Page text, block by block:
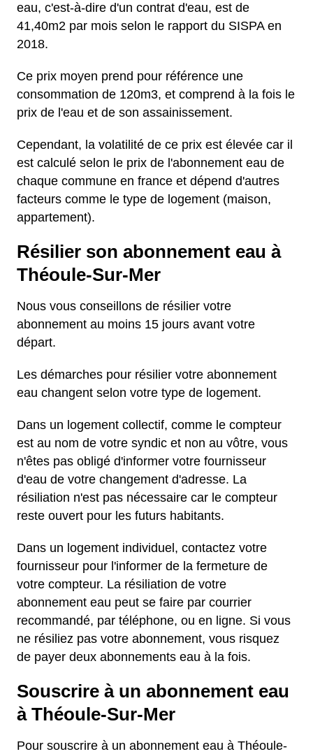
eau, c'est-à-dire d'un contrat d'eau, est de
41,40m2 par mois selon le rapport du SISPA en
2018.
Ce prix moyen prend pour référence une
consommation de 120m3, et comprend à la fois le
prix de l'eau et de son assainissement.
Cependant, la volatilité de ce prix est élevée car il
est calculé selon le prix de l'abonnement eau de
chaque commune en france et dépend d'autres
facteurs comme le type de logement (maison,
appartement).
Résilier son abonnement eau à
Théoule-Sur-Mer
Nous vous conseillons de résilier votre
abonnement au moins 15 jours avant votre
départ.
Les démarches pour résilier votre abonnement
eau changent selon votre type de logement.
Dans un logement collectif, comme le compteur
est au nom de votre syndic et non au vôtre, vous
n'êtes pas obligé d'informer votre fournisseur
d'eau de votre changement d'adresse. La
résiliation n'est pas nécessaire car le compteur
reste ouvert pour les futurs habitants.
Dans un logement individuel, contactez votre
fournisseur pour l'informer de la fermeture de
votre compteur. La résiliation de votre
abonnement eau peut se faire par courrier
recommandé, par téléphone, ou en ligne. Si vous
ne résiliez pas votre abonnement, vous risquez
de payer deux abonnements eau à la fois.
Souscrire à un abonnement eau
à Théoule-Sur-Mer
Pour souscrire à un abonnement eau à Théoule-